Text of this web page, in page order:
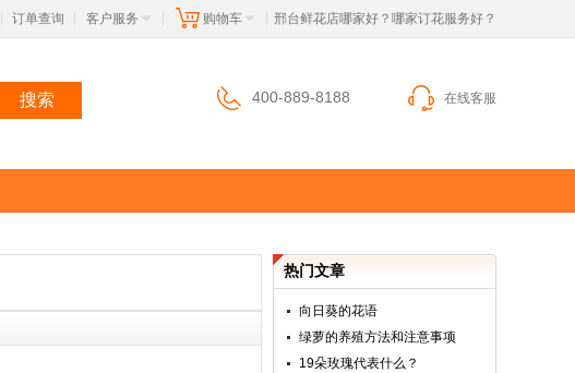
订单查询 客户服务 购物车 邢台鲜花店哪家好？哪家订花服务好？
搜索 400-889-8188 在线客服
热门文章
向日葵的花语
绿萝的养殖方法和注意事项
19朵玫瑰代表什么？